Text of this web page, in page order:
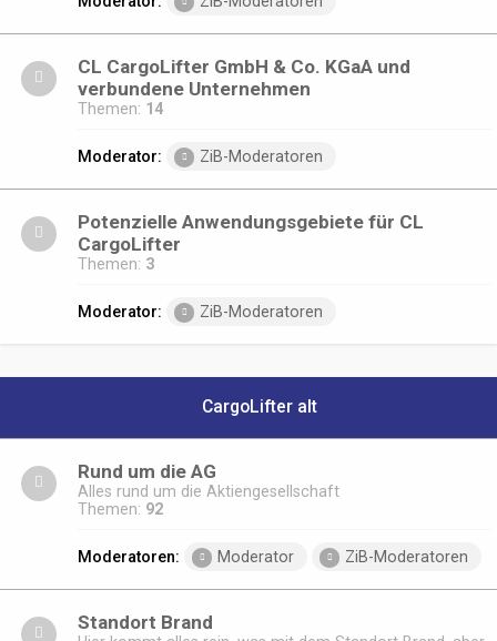
CL CargoLifter GmbH & Co. KGaA und
verbundene Unternehmen
Themen: 14
Moderator: ZiB-Moderatoren
Potenzielle Anwendungsgebiete für CL
CargoLifter
Themen: 3
Moderator: ZiB-Moderatoren
CargoLifter alt
Rund um die AG
Alles rund um die Aktiengesellschaft
Themen: 92
Moderatoren: Moderator ZiB-Moderatoren
Standort Brand